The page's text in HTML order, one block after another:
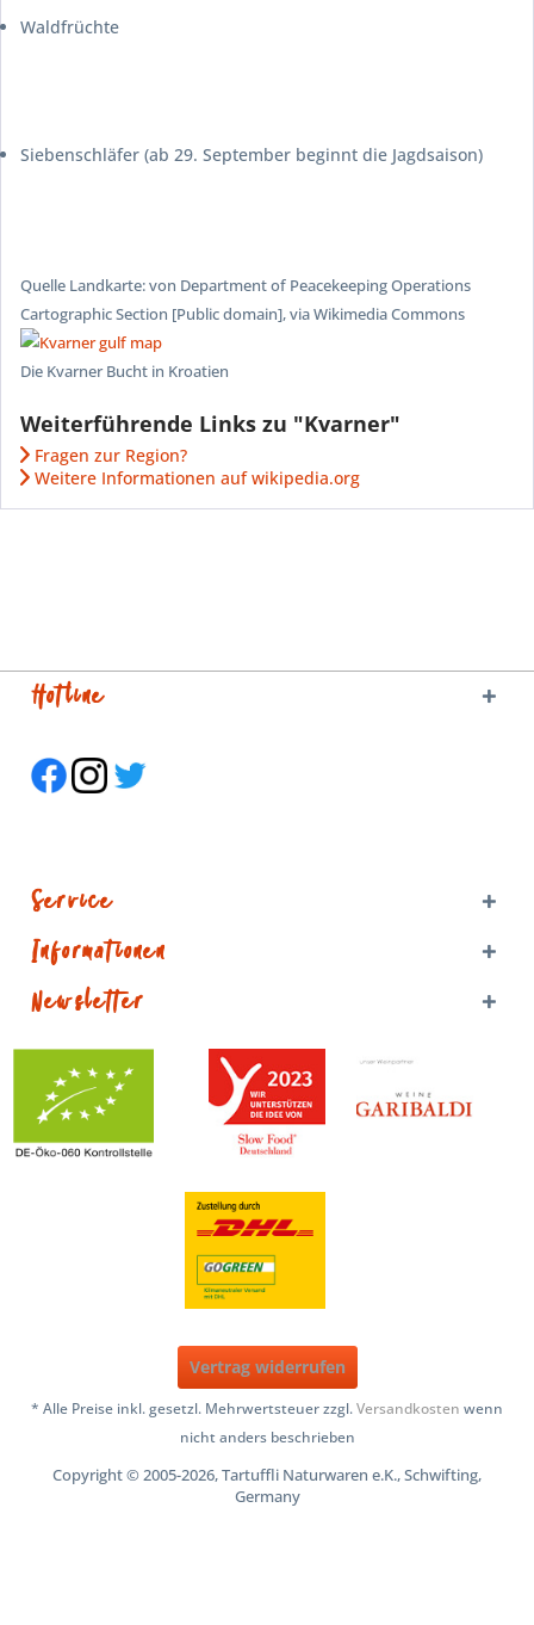
Waldfrüchte
Siebenschläfer (ab 29. September beginnt die Jagdsaison)
Quelle Landkarte: von Department of Peacekeeping Operations
Cartographic Section [Public domain], via Wikimedia Commons
Die Kvarner Bucht in Kroatien
Weiterführende Links zu "Kvarner"
Fragen zur Region?
Weitere Informationen auf wikipedia.org
Hotline
Service
Informationen
Newsletter
Vertrag widerrufen
* Alle Preise inkl. gesetzl. Mehrwertsteuer zzgl.Versandkosten wenn
nicht anders beschrieben
Copyright © 2005-2026, Tartuffli Naturwaren e.K., Schwifting,
Germany